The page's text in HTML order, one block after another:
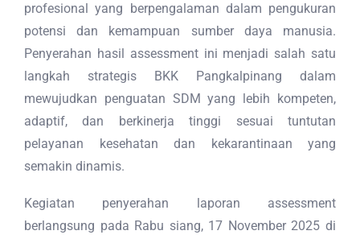
profesional yang berpengalaman dalam pengukuran
potensi dan kemampuan sumber daya manusia.
Penyerahan hasil assessment ini menjadi salah satu
langkah strategis BKK Pangkalpinang dalam
mewujudkan penguatan SDM yang lebih kompeten,
adaptif, dan berkinerja tinggi sesuai tuntutan
pelayanan kesehatan dan kekarantinaan yang
semakin dinamis.
Kegiatan penyerahan laporan assessment
berlangsung pada Rabu siang, 17 November 2025 di